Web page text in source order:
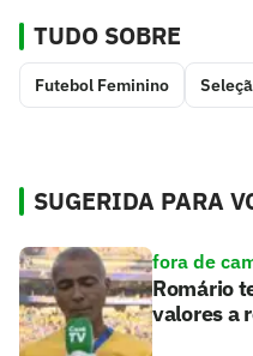
TUDO SOBRE
Futebol Feminino
SUGERIDA PARA
fora de
Romário
valores a